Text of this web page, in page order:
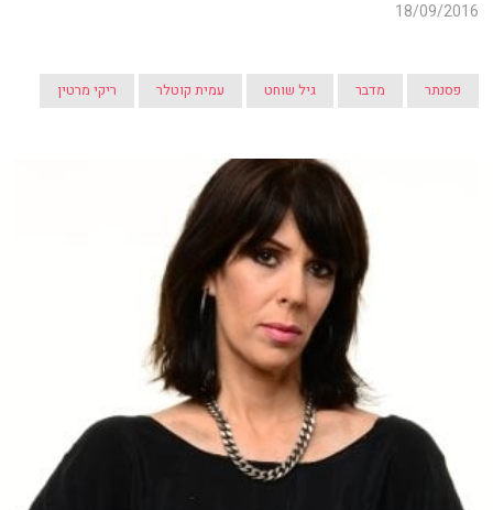
18/09/2016
פסנתר מדבר גיל שוחט עמית קוטלר ריקי מרטין